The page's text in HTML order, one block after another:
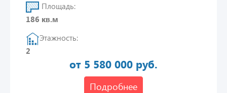
Площадь:
186 кв.м
Этажность:
2
от 5 580 000 руб.
Подробнее